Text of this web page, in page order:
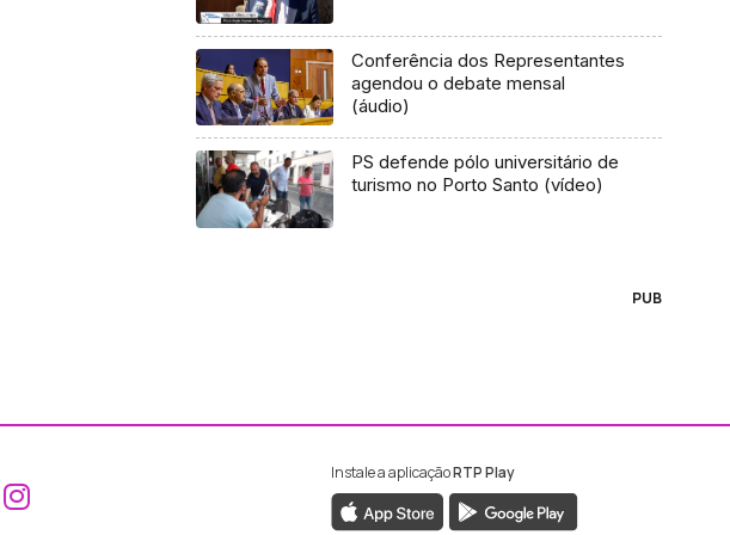
Conferência dos Representantes
agendou o debate mensal
(áudio)
PS defende pólo universitário de
turismo no Porto Santo (vídeo)
PUB
Aceder ao Facebook da RTP Madeira
Aceder ao Instagram da RTP Madeira
Instale a aplicaçãoRTP Play